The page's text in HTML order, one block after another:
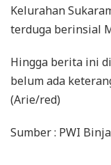
Kelurahan
terduga berinsial
Hingga berita ini
belum ada
(Arie/red)
Sumber : PWI